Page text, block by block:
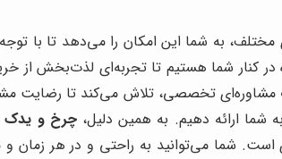
به شما این امکان را می‌دهد تا با
شما هستیم تا تجربه‌ای لذت‌بخش از خرید
مشاوره‌ای تخصصی، تلاش می‌کند تا رضایت
شما ارائه دهیم. به همین دلیل،چرخ و یدک
شما می‌توانید به راحتی و در هر زمان و